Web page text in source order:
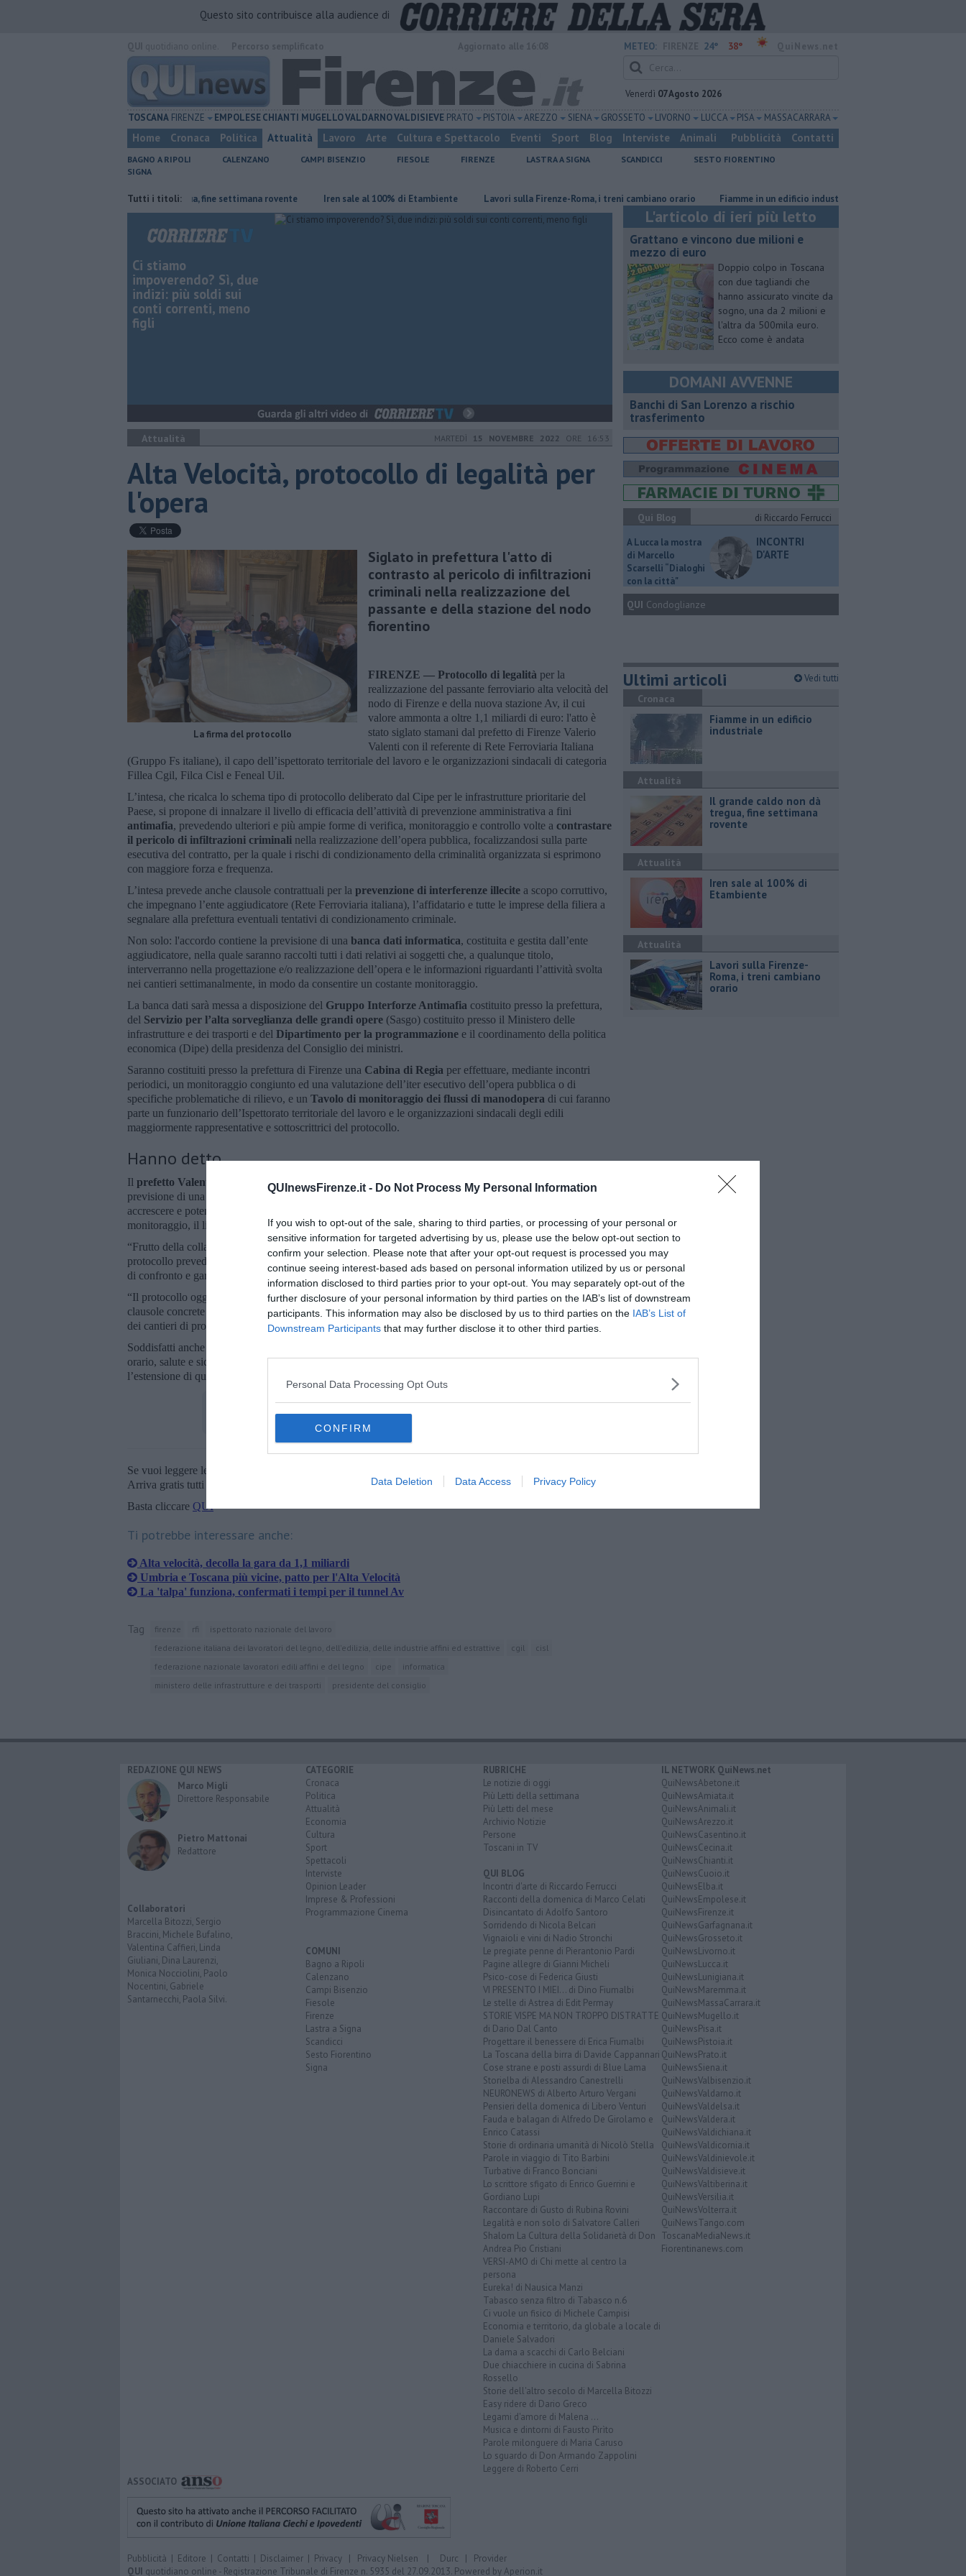
QUInewsFirenze.it - Do Not Process My Personal Information
If you wish to opt-out of the sale, sharing to third parties, or processing of your personal or
sensitive information for targeted advertising by us, please use the below opt-out section to
confirm your selection. Please note that after your opt-out request is processed you may
continue seeing interest-based ads based on personal information utilized by us or personal
information disclosed to third parties prior to your opt-out. You may separately opt-out of the
further disclosure of your personal information by third parties on the IAB’s list of downstream
participants. This information may also be disclosed by us to third parties on the IAB’s List of
Downstream Participants that may further disclose it to other third parties.
Personal Data Processing Opt Outs
CONFIRM
Data Deletion Data Access Privacy Policy
Questo sito contribuisce alla audience di
METEO: 24° 38°
Venerdì 07 Agosto 2026
TOSCANA FIRENZE EMPOLESECHIANTI MUGELLOVALDARNOVALDISIEVE PRATO PISTOIA AREZZO SIENA GROSSETO LIVORNO LUCCA PISA MASSA CARRARA
Home Cronaca Politica Attualità Lavoro Arte Cultura e Spettacolo Eventi Sport Blog Interviste Animali Pubblicità Contatti
BAGNO A RIPOLI CALENZANO CAMPI BISENZIO FIESOLE FIRENZE LASTRA A SIGNA SCANDICCI
SESTO FIORENTINO
SIGNA
Tutti i titoli:
Il grande caldo non dà tregua, fine settimana rovente Iren sale al 100% di Etambiente Lavori sulla Firenze-Roma, i treni cambiano orario Fiamme in un edificio industriale
Ci stiamo
impoverendo? Sì, due
indizi: più soldi sui
conti correnti, meno
figli
Attualità MARTEDÌ 15 NOVEMBRE 2022 ORE 16:53
Alta Velocità, protocollo di legalità per
l'opera
La firma del protocollo
Siglato in prefettura l'atto di
contrasto al pericolo di infiltrazioni
criminali nella realizzazione del
passante e della stazione del nodo
fiorentino
FIRENZE — Protocollo di legalità per la
realizzazione del passante ferroviario alta velocità del
nodo di Firenze e della nuova stazione Av, il cui
valore ammonta a oltre 1,1 miliardi di euro: l'atto è
stato siglato stamani dal prefetto di Firenze Valerio
Valenti con il referente di Rete Ferroviaria Italiana
(Gruppo Fs italiane), il capo dell’ispettorato territoriale del lavoro e le organizzazioni sindacali di categoria
Fillea Cgil, Filca Cisl e Feneal Uil.
L’intesa, che ricalca lo schema tipo di protocollo deliberato dal Cipe per le infrastrutture prioritarie del
Paese, si propone di innalzare il livello di efficacia dell’attività di prevenzione amministrativa a fini
antimafia, prevedendo ulteriori e più ampie forme di verifica, monitoraggio e controllo volte a contrastare
il pericolo di infiltrazioni criminali nella realizzazione dell’opera pubblica, focalizzandosi sulla parte
esecutiva del contratto, per la quale i rischi di condizionamento della criminalità organizzata si esprimono
con maggiore forza e frequenza.
L’intesa prevede anche clausole contrattuali per la prevenzione di interferenze illecite a scopo corruttivo,
che impegnano l’ente aggiudicatore (Rete Ferroviaria italiana), l’affidatario e tutte le imprese della filiera a
segnalare alla prefettura eventuali tentativi di condizionamento criminale.
Non solo: l'accordo contiene la previsione di una banca dati informatica, costituita e gestita dall’ente
aggiudicatore, nella quale saranno raccolti tutti i dati relativi ai soggetti che, a qualunque titolo,
interverranno nella progettazione e/o realizzazione dell’opera e le informazioni riguardanti l’attività svolta
nei cantieri settimanalmente, in modo da consentire un costante monitoraggio.
La banca dati sarà messa a disposizione del Gruppo Interforze Antimafia costituito presso la prefettura,
del Servizio per l’alta sorveglianza delle grandi opere (Sasgo) costituito presso il Ministero delle
infrastrutture e dei trasporti e del Dipartimento per la programmazione e il coordinamento della politica
economica (Dipe) della presidenza del Consiglio dei ministri.
Saranno costituiti presso la prefettura di Firenze una Cabina di Regia per effettuare, mediante incontri
periodici, un monitoraggio congiunto ed una valutazione dell’iter esecutivo dell’opera pubblica o di
specifiche problematiche di rilievo, e un Tavolo di monitoraggio dei flussi di manodopera di cui faranno
parte un funzionario dell’Ispettorato territoriale del lavoro e le organizzazioni sindacali degli edili
maggiormente rappresentative e sottoscrittrici del protocollo.
Hanno detto
Il prefetto Valenti
ha messo l'accento sulla funzione della banca dati: "Ritengo - sono le sue parole - che la
previsione di una banca dati informatica rappresenti un grande valore aggiunto nella prospettiva di
accrescere e potenziare in maniera sempre più incisiva, mediante un attento e costante lavoro di
monitoraggio, il livello di sicurezza nei cantieri”.
“Frutto della collaborazione con tutti i soggetti coinvolti – sostiene
Rete Ferroviaria Italiana
protocollo prevede anche l’istituzione di una cabina di regia permanente che fornirà un ulteriore elemento
di confronto e garanzia durante la realizzazione dell’opera”.
“Il protocollo oggi sottoscritto - ha affermato il capo dell’ Ispettorato territoriale del lavoro- prevede
clausole concrete che favoriscono la verifica del rispetto della disciplina di tutela dei lavoratori nell’ambito
dei cantieri di prossima realizzazione”.
Soddisfatti anche i
orario, salute e sicurezza", con l'auspicio che si avvii il"tavolo di monitoraggio dei flussi, nonché
l’estensione di questo strumento ad altre importanti infrastrutture esistenti e future del territorio”.
Se vuoi leggere le notizie principali della Toscana iscriviti alla
Arriva gratis tutti i giorni alle 20:00 direttamente nella tua casella di posta.
Basta cliccare QUI
Ti potrebbe interessare anche:
Alta velocità, decolla la gara da 1,1 miliardi
Umbria e Toscana più vicine, patto per l'Alta Velocità
La 'talpa' funziona, confermati i tempi per il tunnel Av
Tag firenze rfi
ispettorato nazionale del lavoro
federazione italiana dei lavoratori del legno, dell'edilizia, delle industrie affini ed estrattive
cgil
cisl
federazione nazionale lavoratori edili affini e del legno
cipe
informatica
ministero delle infrastrutture e dei trasporti
presidente del consiglio
L'articolo di ieri più letto
Grattano e vincono due milioni e
mezzo di euro
Doppio colpo in Toscana
con due tagliandi che
hanno assicurato vincite da
sogno, una da 2 milioni e
l'altra da 500mila euro.
Ecco come è andata
DOMANI AVVENNE
Banchi di San Lorenzo a rischio
trasferimento
Qui Blog
di Riccardo Ferrucci
A Lucca la mostra
di Marcello
Scarselli “Dialoghi
con la città"
INCONTRI
D'ARTE
QUI Condoglianze
Ultimi articoli Vedi tutti
Cronaca
Fiamme in un edificio
industriale
Attualità
Il grande caldo non dà
tregua, fine settimana
rovente
Attualità
Iren sale al 100% di
Etambiente
Attualità
Lavori sulla Firenze-
Roma, i treni cambiano
orario
REDAZIONE QUI NEWS
Marco Migli
Direttore Responsabile
Pietro Mattonai
Redattore
Collaboratori
Marcella Bitozzi, Sergio
Braccini, Michele Bufalino,
Valentina Caffieri, Linda
Giuliani, Dina Laurenzi,
Monica Nocciolini, Paolo
Nocentini, Gabriele
Santarnecchi, Paola Silvi.
CATEGORIE
Cronaca
Politica
Attualità
Economia
Cultura
Sport
Spettacoli
Interviste
Opinion Leader
Imprese & Professioni
Programmazione Cinema
COMUNI
Bagno a Ripoli
Calenzano
Campi Bisenzio
Fiesole
Firenze
Lastra a Signa
Scandicci
Sesto Fiorentino
Signa
RUBRICHE
Le notizie di oggi
Più Letti della settimana
Più Letti del mese
Archivio Notizie
Persone
Toscani in TV
QUI BLOG
Incontri d'arte di Riccardo Ferrucci
Racconti della domenica di Marco Celati
Disincantato di Adolfo Santoro
Sorridendo di Nicola Belcari
Vignaioli e vini di Nadio Stronchi
Le pregiate penne di Pierantonio Pardi
Pagine allegre di Gianni Micheli
Psico-cose di Federica Giusti
VI PRESENTO I MIEI... di Dino Fiumalbi
Le stelle di Astrea di Edit Permay
STORIE VISPE MA NON TROPPO DISTRATTE
di Dario Dal Canto
Progettare il benessere di Erica Fiumalbi
La Toscana della birra di Davide Cappannari
Cose strane e posti assurdi di Blue Lama
Storielba di Alessandro Canestrelli
NEURONEWS di Alberto Arturo Vergani
Pensieri della domenica di Libero Venturi
Fauda e balagan di Alfredo De Girolamo e
Enrico Catassi
Storie di ordinaria umanità di Nicolò Stella
Parole in viaggio di Tito Barbini
Turbative di Franco Bonciani
Lo scrittore sfigato di Enrico Guerrini e
Gordiano Lupi
Raccontare di Gusto di Rubina Rovini
Legalità e non solo di Salvatore Calleri
Shalom La Cultura della Solidarietà di Don
Andrea Pio Cristiani
VERSI-AMO di Chi mette al centro la
persona
Eureka! di Nausica Manzi
Tabasco senza filtro di Tabasco n.6
Ci vuole un fisico di Michele Campisi
Economia e territorio, da globale a locale di
Daniele Salvadori
La dama a scacchi di Carlo Belciani
Due chiacchiere in cucina di Sabrina
Rossello
Storie dell'altro secolo di Marcella Bitozzi
Easy ridere di Dario Greco
Legami d'amore di Malena ...
Musica e dintorni di Fausto Pirìto
Parole milonguere di Maria Caruso
Lo sguardo di Don Armando Zappolini
Leggere di Roberto Cerri
IL NETWORK QuiNews.net
QuiNewsAbetone.it
QuiNewsAmiata.it
QuiNewsAnimali.it
QuiNewsArezzo.it
QuiNewsCasentino.it
QuiNewsCecina.it
QuiNewsChianti.it
QuiNewsCuoio.it
QuiNewsElba.it
QuiNewsEmpolese.it
QuiNewsFirenze.it
QuiNewsGarfagnana.it
QuiNewsGrosseto.it
QuiNewsLivorno.it
QuiNewsLucca.it
QuiNewsLunigiana.it
QuiNewsMaremma.it
QuiNewsMassaCarrara.it
QuiNewsMugello.it
QuiNewsPisa.it
QuiNewsPistoia.it
QuiNewsPrato.it
QuiNewsSiena.it
QuiNewsValbisenzio.it
QuiNewsValdarno.it
QuiNewsValdelsa.it
QuiNewsValdera.it
QuiNewsValdichiana.it
QuiNewsValdicornia.it
QuiNewsValdinievole.it
QuiNewsValdisieve.it
QuiNewsValtiberina.it
QuiNewsVersilia.it
QuiNewsVolterra.it
QuiNewsTango.com
ToscanaMediaNews.it
Fiorentinanews.com
ASSOCIATO
Pubblicità | Editore | Contatti | Disclaimer | Privacy | Privacy Nielsen | Durc | Provider
QUI quotidiano online - Registrazione Tribunale di Firenze n. 5935 del 27.09.2013. Powered byAperion.it